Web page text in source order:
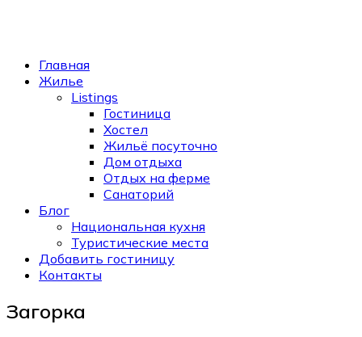
Главная
Жилье
Listings
Гостиница
Хостел
Жильё посуточно
Дом отдыха
Отдых на ферме
Санаторий
Блог
Национальная кухня
Туристические места
Добавить гостиницу
Контакты
Загорка